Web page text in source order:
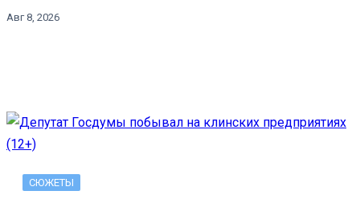
Авг 8, 2026
СЮЖЕТЫ